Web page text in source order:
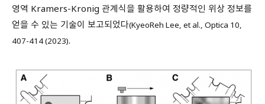
영역 Kramers-Kronig 관계식을 활용하여 정량적인 위상 정보를
얻을 수 있는 기술이 보고되었다(KyeoReh Lee, et al., Optica 10,
407-414 (2023)